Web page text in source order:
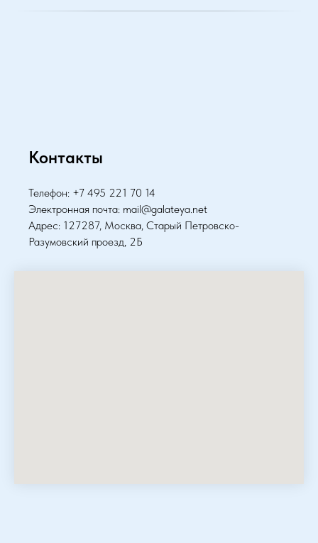
Контакты
Телефон: +7 495 221 70 14
Электронная почта: mail@galateya.net
Адрес: 127287, Москва, Старый Петровско-
Разумовский проезд, 2Б